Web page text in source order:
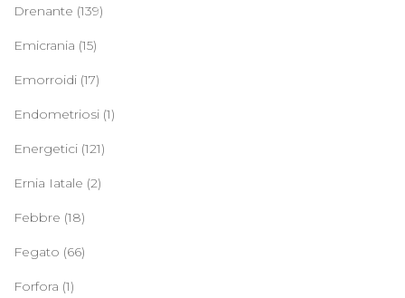
Drenante (139)
Emicrania (15)
Emorroidi (17)
Endometriosi (1)
Energetici (121)
Ernia Iatale (2)
Febbre (18)
Fegato (66)
Forfora (1)